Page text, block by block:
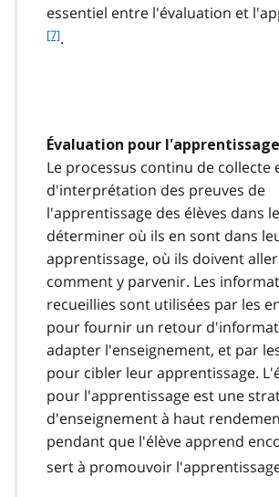
essentiel entre l'évaluation et
[7].
Évaluation pour l'apprentissage
Le processus continu de collecte
d'interprétation des preuves de
l'apprentissage des élèves dans
déterminer où ils en sont dans
apprentissage, où ils doivent
comment y parvenir. Les
recueillies sont utilisées par les
pour fournir un retour
adapter l'enseignement, et par
pour cibler leur apprentissage.
pour l'apprentissage est une
d'enseignement à haut
pendant que l'élève apprend
sert à promouvoir